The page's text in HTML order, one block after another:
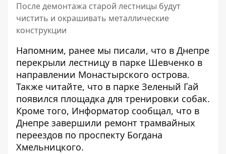
После демонтажа старой лестницы будут
чистить и окрашивать металлические
конструкции
Напомним, ранее мы писали, что в Днепре
перекрыли лестницу в парке Шевченко в
направлении Монастырского острова.
Также читайте, что в парке Зеленый Гай
появился площадка для тренировки собак.
Кроме того, Информатор сообщал, что в
Днепре завершили ремонт трамвайных
переездов по проспекту Богдана
Хмельницкого.